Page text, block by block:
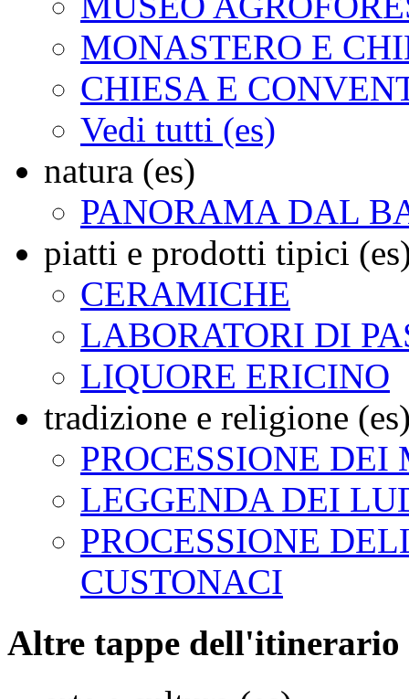
MONASTERO E
CHIESA E
Vedi tutti (es)
natura (es)
PANORAMA DAL
piatti e prodotti tipici
CERAMICHE
LABORATORI DI
LIQUORE ERICINO
tradizione e religione
PROCESSIONE DEI
LEGGENDA DEI
PROCESSIONE
CUSTONACI
Altre tappe dell'itinerario